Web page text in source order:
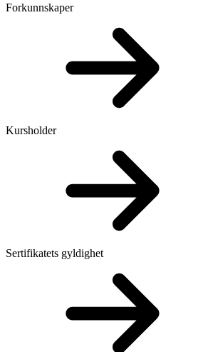
Forkunnskaper
Kursholder
Sertifikatets gyldighet